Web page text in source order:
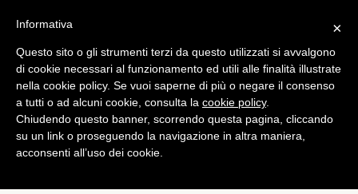
×
Informativa
Questo sito o gli strumenti terzi da questo utilizzati si avvalgono
di cookie necessari al funzionamento ed utili alle finalità illustrate
nella cookie policy. Se vuoi saperne di più o negare il consenso
a tutti o ad alcuni cookie, consulta la cookie policy.
Chiudendo questo banner, scorrendo questa pagina, cliccando
su un link o proseguendo la navigazione in altra maniera,
acconsenti all’uso dei cookie.